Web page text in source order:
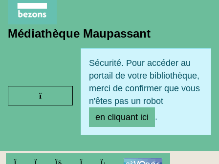
Médiathèque Maupassant
Ouvrir le menu
Sécurité. Pour accéder au
portail de votre bibliothèque,
merci de confirmer que vous
n'êtes pas un robot
en cliquant ici
.